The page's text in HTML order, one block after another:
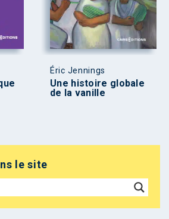
Éric Jennings
Une histoire globale
de la vanille
le site